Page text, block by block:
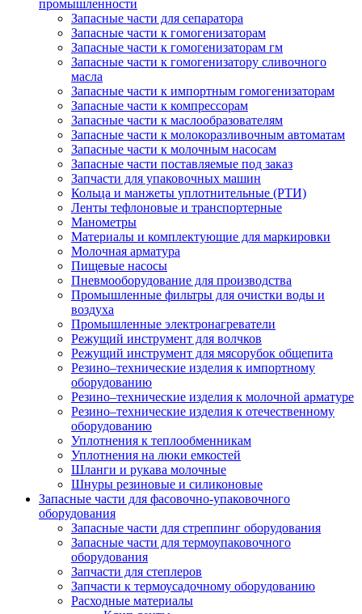
промышленности
Запасные части для сепаратора
Запасные части к гомогенизаторам
Запасные части к гомогенизаторам гм
Запасные части к гомогенизатору сливочного
масла
Запасные части к импортным гомогенизаторам
Запасные части к компрессорам
Запасные части к маслообразователям
Запасные части к молокоразливочным автоматам
Запасные части к молочным насосам
Запасные части поставляемые под заказ
Запчасти для упаковочных машин
Кольца и манжеты уплотнительные (РТИ)
Ленты тефлоновые и транспортерные
Манометры
Материалы и комплектующие для маркировки
Молочная арматура
Пищевые насосы
Пневмооборудование для производства
Промышленные фильтры для очистки воды и
воздуха
Промышленные электронагреватели
Режущий инструмент для волчков
Режущий инструмент для мясорубок общепита
Резино–технические изделия к импортному
оборудованию
Резино–технические изделия к молочной арматуре
Резино–технические изделия к отечественному
оборудованию
Уплотнения к теплообменникам
Уплотнения на люки емкостей
Шланги и рукава молочные
Шнуры резиновые и силиконовые
Запасные части для фасовочно-упаковочного
оборудования
Запасные части для стреппинг оборудования
Запасные части для термоупаковочного
оборудования
Запчасти для степлеров
Запчасти к термоусадочному оборудованию
Расходные материалы